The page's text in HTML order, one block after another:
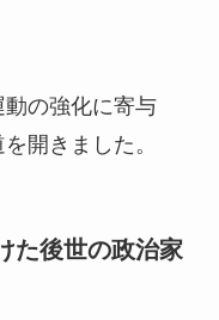
の強化に寄与
開きました。
た後世の政治家